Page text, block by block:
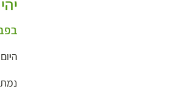
בפברואר 1950 לא